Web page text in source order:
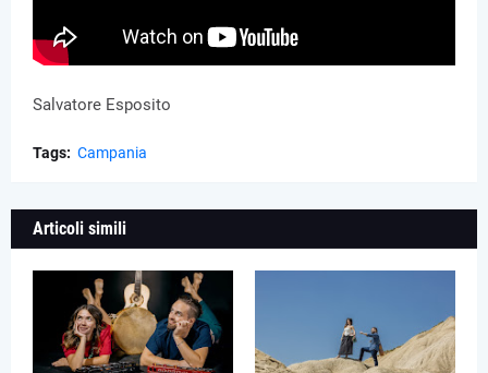
Salvatore Esposito
Tags: Campania
Articoli simili